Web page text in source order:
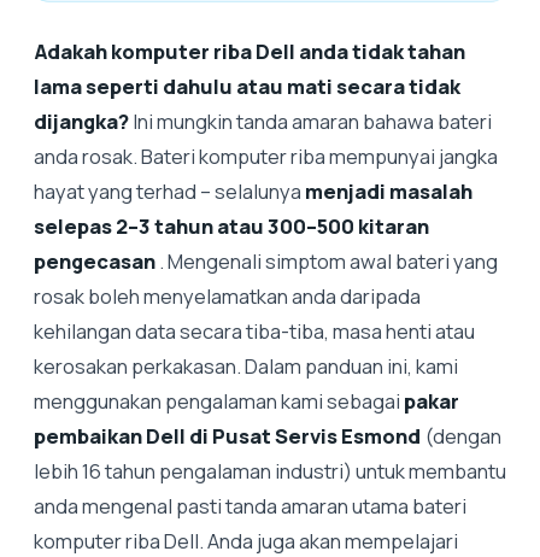
Adakah komputer riba Dell anda tidak tahan
lama seperti dahulu atau mati secara tidak
dijangka?Ini mungkin tanda amaran bahawa bateri
anda rosak. Bateri komputer riba mempunyai jangka
hayat yang terhad – selalunya menjadi masalah
selepas 2–3 tahun atau 300–500 kitaran
pengecasan . Mengenali simptom awal bateri yang
rosak boleh menyelamatkan anda daripada
kehilangan data secara tiba-tiba, masa henti atau
kerosakan perkakasan. Dalam panduan ini, kami
menggunakan pengalaman kami sebagai pakar
pembaikan Dell di Pusat Servis Esmond (dengan
lebih 16 tahun pengalaman industri) untuk membantu
anda mengenal pasti tanda amaran utama bateri
komputer riba Dell. Anda juga akan mempelajari